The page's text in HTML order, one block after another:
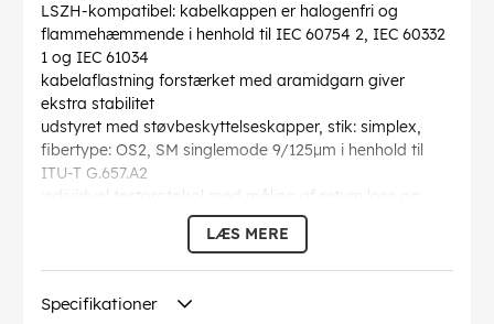
LSZH-kompatibel: kabelkappen er halogenfri og
flammehæmmende i henhold til IEC 60754 2, IEC 60332
1 og IEC 61034
kabelaflastning forstærket med aramidgarn giver
ekstra stabilitet
udstyret med støvbeskyttelseskapper, stik: simplex,
fibertype: OS2, SM singlemode 9/125µm i henhold til
ITU-T G.657.A2
individuel testprotokol med måling af return loss og
: 30 mm
Specifikation: Singlemode (OS2) White
Optisk fiber kernediameter
LÆS MERE
Specifikationer